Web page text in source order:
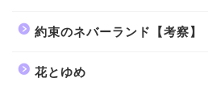
約束のネバーランド【考察】
花とゆめ